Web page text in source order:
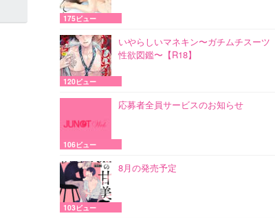
175ビュー
いやらしいマネキン〜ガチムチスーツ
性欲図鑑〜【R18】
120ビュー
応募者全員サービスのお知らせ
106ビュー
8月の発売予定
103ビュー